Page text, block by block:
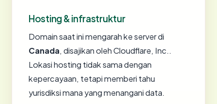
Hosting & infrastruktur
Domain saat ini mengarah ke server di
Canada, disajikan oleh Cloudflare, Inc..
Lokasi hosting tidak sama dengan
kepercayaan, tetapi memberi tahu
yurisdiksi mana yang menangani data.